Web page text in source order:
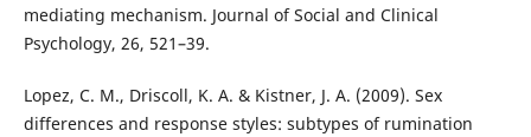
mediating mechanism. Journal of Social and Clinical
Psychology, 26, 521–39.
Lopez, C. M., Driscoll, K. A. & Kistner, J. A. (2009). Sex
differences and response styles: subtypes of rumination